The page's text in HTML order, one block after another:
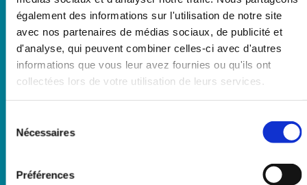
également des informations sur l'utilisation de notre site
avec nos partenaires de médias sociaux, de publicité et
d'analyse, qui peuvent combiner celles-ci avec d'autres
informations que vous leur avez fournies ou qu'ils ont
collectées lors de votre utilisation de leurs services.
Nécessaires
Préférences
ORGANISATION DU PORT
Autorité portuaire
Stratégie à 5 ans